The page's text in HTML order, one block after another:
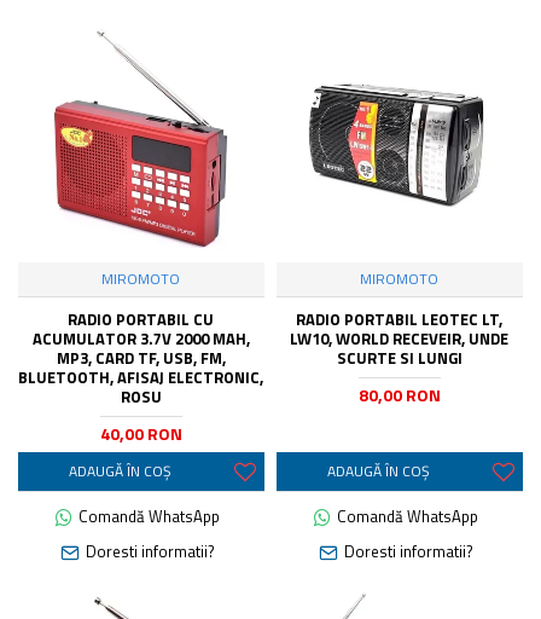
MIROMOTO
RADIO PORTABIL CU
ACUMULATOR 3.7V 2000 MAH,
MP3, CARD TF, USB, FM,
BLUETOOTH, AFISAJ ELECTRONIC,
ROSU
40,00 RON
ADAUGĂ ÎN COŞ
Comandă WhatsApp
Doresti informatii?
MIROMOTO
RADIO PORTABIL LEOTEC LT,
LW10, WORLD RECEVEIR, UNDE
SCURTE SI LUNGI
80,00 RON
ADAUGĂ ÎN COŞ
Comandă WhatsApp
Doresti informatii?